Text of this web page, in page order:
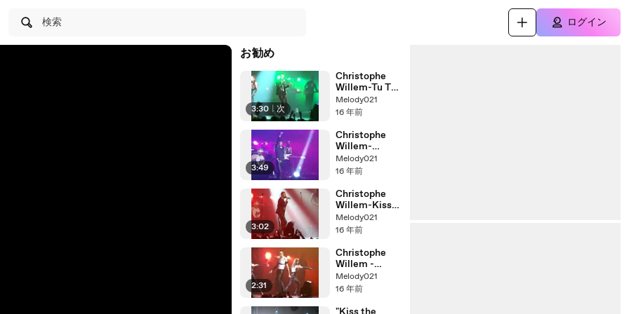
検索 ログイン
お勧め
3:30 | 次
Christophe
Willem-Tu Te
Fous de Nous
Zénith,Paris
Melody021
16 年前
3:49
Christophe
Willem-
Double Je
Zénith de
Melody021
16 年前
3:02
Christophe
Willem-Kiss
the Bride
Zénith de
Melody021
16 年前
2:31
Christophe
Willem -
Sensitized
Zenith de
Melody021
16 年前